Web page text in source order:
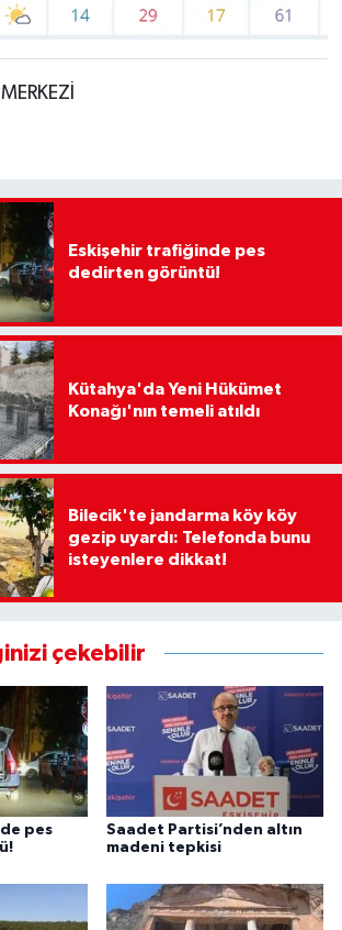
Eskişehir trafiğinde pes
dedirten görüntü!
Kütahya'da Yeni Hükümet
Konağı'nın temeli atıldı
Bilecik'te jandarma köy köy
gezip uyardı: Telefonda bunu
isteyenlere dikkat!
çekebilir
pes
Saadet Partisi’nden altın
madeni tepkisi